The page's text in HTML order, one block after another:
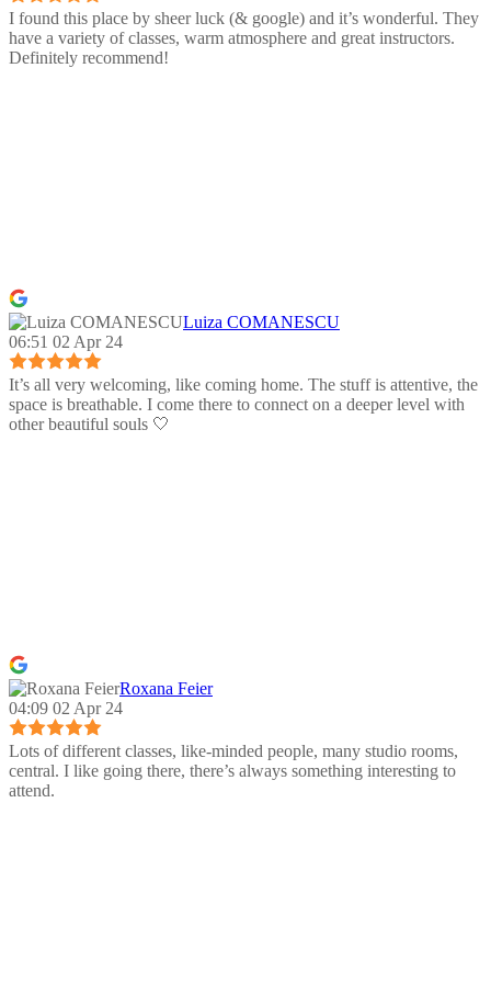
I found this place by sheer luck (& google) and it’s wonderful. They
have a variety of classes, warm atmosphere and great instructors.
Definitely recommend!
Luiza COMANESCU
06:51 02 Apr 24
It’s all very welcoming, like coming home. The stuff is attentive, the
space is breathable. I come there to connect on a deeper level with
other beautiful souls 🤍
Roxana Feier
04:09 02 Apr 24
Lots of different classes, like-minded people, many studio rooms,
central. I like going there, there’s always something interesting to
attend.